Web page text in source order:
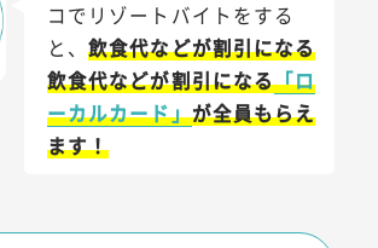
コでリゾートバイトをする
と、飲食代などが割引になる
飲食代などが割引になる「ロ
ーカルカード」が全員もらえ
ます！